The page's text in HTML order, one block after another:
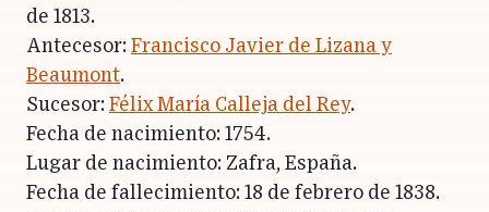
de 1813.
Antecesor: Francisco Javier de Lizana y
Beaumont.
Sucesor: Félix María Calleja del Rey.
Fecha de nacimiento: 1754.
Lugar de nacimiento: Zafra, España.
Fecha de fallecimiento: 18 de febrero de 1838.